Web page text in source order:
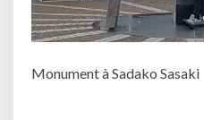
Monument à Sadako Sasaki